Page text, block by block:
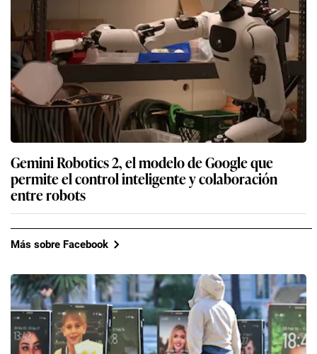
Gemini Robotics 2, el modelo de Google que
permite el control inteligente y colaboración
entre robots
Más sobre Facebook